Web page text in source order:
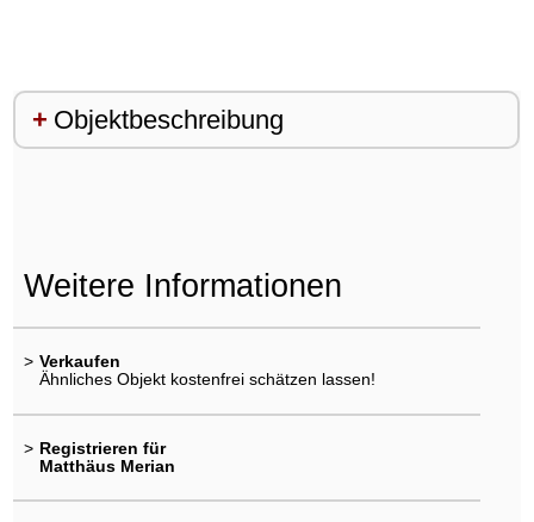
Objektbeschreibung
Weitere Informationen
> Verkaufen
Ähnliches Objekt kostenfrei schätzen lassen!
> Registrieren für
Matthäus Merian